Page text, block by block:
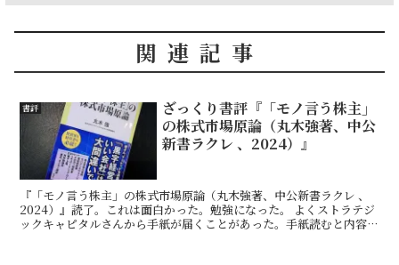
関連記事
書評
ざっくり書評『「モノ言う株主」
の株式市場原論（丸木強著、中公
新書ラクレ 、2024）』
『「モノ言う株主」の株式市場原論（丸木強著、中公新書ラクレ 、
2024）』読了。これは面白かった。勉強になった。 よくストラテジ
ックキャピタルさんから手紙が届くことがあった。手紙読むと内容は